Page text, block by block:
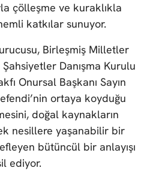
çölleşme ve kuraklıkla
katkılar sunuyor.
Birleşmiş Milletler
Şahsiyetler Danışma Kurulu
Onursal Başkanı Sayın
ortaya koyduğu
doğal kaynakların
nesillere yaşanabilir bir
bütüncül bir anlayışı
ediyor.